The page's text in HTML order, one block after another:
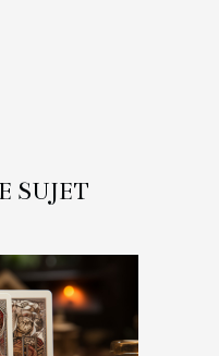
SUJET